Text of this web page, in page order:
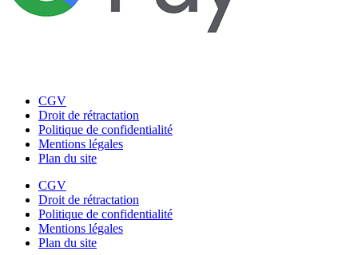
CGV
Droit de rétractation
Politique de confidentialité
Mentions légales
Plan du site
CGV
Droit de rétractation
Politique de confidentialité
Mentions légales
Plan du site